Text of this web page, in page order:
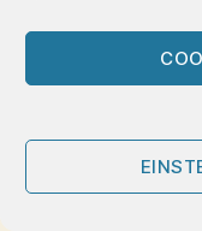
Von Ulrich
einer der beiden